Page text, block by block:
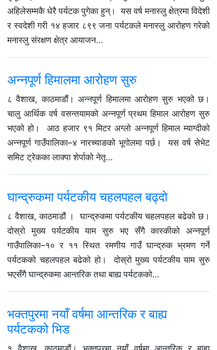
अहिलेसम्मकै धेरै पर्यटक पुगेका हुन्। यस वर्ष मनास्लु क्षेत्रमा विदेशी
र स्वदेशी गरी १४ हजार ८९९ जना पर्यटकले मनास्लु आरोहण गरेको
मनास्लु संरक्षण क्षेत्र आयाजन...
अन्नपूर्ण हिमालमा आरोहण सुरु
८ वैशाख, काठमाडौं। अन्नपूर्ण हिमालमा आरोहण सुरु भएको छ।
चालु आर्थिक वर्ष वसन्तयामको अन्नपूर्ण प्रथम हिमाल आरोहण सुरु
भएको हो। आठ हजार ९१ मिटर अग्लो अन्नपूर्ण हिमाल म्याग्दीको
अन्नपूर्ण गाउँपालिका–४ नारच्याङको भूगोलमा पर्छ। यस वर्ष सेभेट
समिट ट्रेकका लाक्पा शेर्पाको नेतृ...
घान्द्रुकमा पर्यटकीय चहलपहल बढ्दो
८ वैशाख, काठमाडौं । घान्द्रुकमा पर्यटकीय चहलपहल बढेको छ।
दोस्रो मुख्य पर्यटकीय याम सुरु भए सँगै कास्कीको अन्नपूर्ण
गाउँपालिका–१० र ११ स्थित रमणीय गाउँ घान्द्रुक भ्रमण गर्ने
पर्यटकको चहलपहल बढेको हो। दोस्रो मुख्य पर्यटकीय याम सुरु
भएसँगै घान्द्रुकमा आन्तरिक तथा बाह्य पर्यटकको...
भक्तपुरमा नयाँ वर्षमा आन्तरिक र बाह्य
पर्यटकको भिड